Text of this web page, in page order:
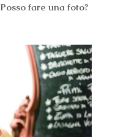
Posso fare una foto?